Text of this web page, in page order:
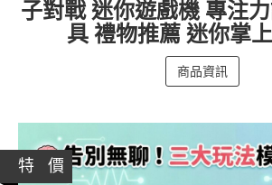
子對戰 迷你遊戲機 專注
具 禮物推薦 迷你掌
商品資訊
特 價